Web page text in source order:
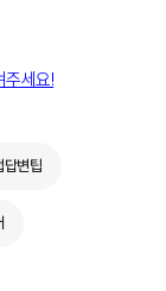
주세요!
답변팁